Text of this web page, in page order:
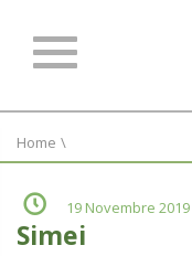
Home \
19 Novembre 2019
Simei